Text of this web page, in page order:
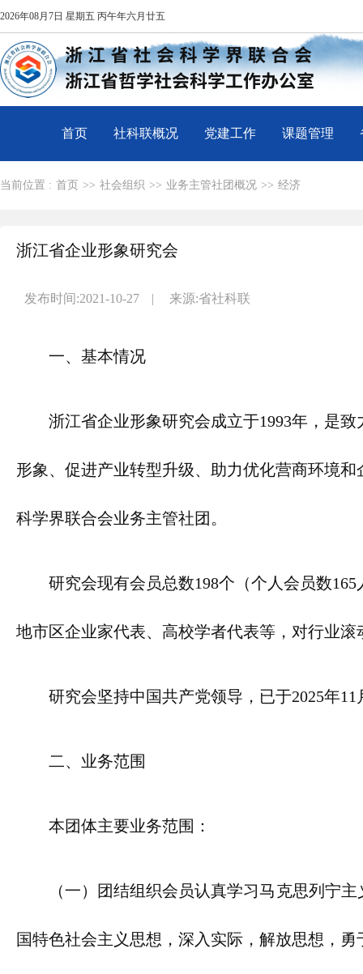
2026年08月7日 星期五 丙午年六月廿五
首页 社科联概况 党建工作 课题管理
当前位置 : 首页 >> 社会组织 >> 业务主管社团概况 >> 经济
浙江省企业形象研究会
发布时间:2021-10-27 | 来源:省社科联
一、基本情况
浙江省企业形象研究会成立于1993年，是
形象、促进产业转型升级、助力优化营商环境
科学界联合会业务主管社团。
研究会现有会员总数198个（个人会员数
地市区企业家代表、高校学者代表等，对行业
研究会坚持中国共产党领导，已于2025年
二、业务范围
本团体主要业务范围：
（一）团结组织会员认真学习马克思列宁
国特色社会主义思想，深入实际，解放思想，